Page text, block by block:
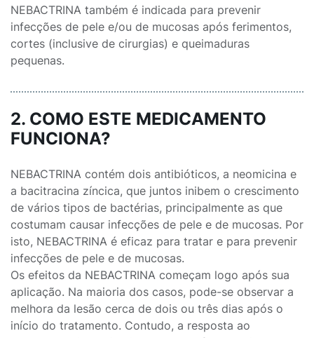
NEBACTRINA também é indicada para prevenir
infecções de pele e/ou de mucosas após ferimentos,
cortes (inclusive de cirurgias) e queimaduras
pequenas.
2. COMO ESTE MEDICAMENTO
FUNCIONA?
NEBACTRINA contém dois antibióticos, a neomicina e
a bacitracina zíncica, que juntos inibem o crescimento
de vários tipos de bactérias, principalmente as que
costumam causar infecções de pele e de mucosas. Por
isto, NEBACTRINA é eficaz para tratar e para prevenir
infecções de pele e de mucosas.
Os efeitos da NEBACTRINA começam logo após sua
aplicação. Na maioria dos casos, pode-se observar a
melhora da lesão cerca de dois ou três dias após o
início do tratamento. Contudo, a resposta ao